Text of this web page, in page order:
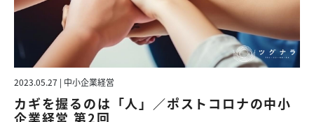
2023.05.27 | 中小企業経営
カギを握るのは「人」／ポストコロナの中小
企業経営 第2回